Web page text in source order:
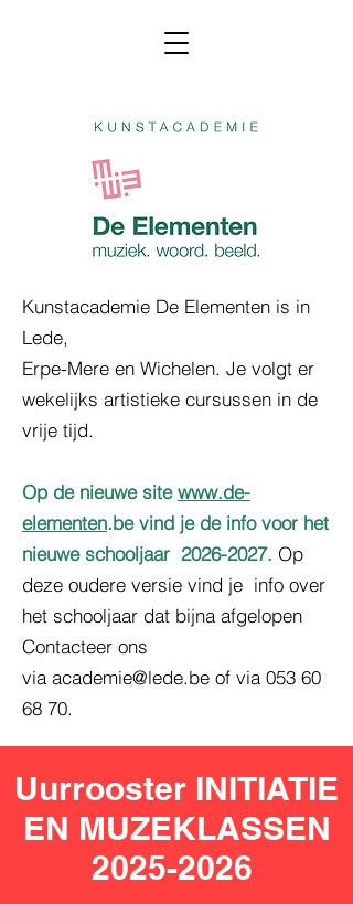
Kunstacademie De Elementen is in
Lede,
Erpe-Mere en Wichelen. Je volgt er
wekelijks artistieke cursussen in de
vrije tijd.
Op de nieuwe sitewww.de-
elementen.be vind je de info voor het
nieuwe schooljaar 2026-2027. Op
deze oudere versie vind je info over
het schooljaar dat bijna afgelopen
Contacteer ons
via academie@lede.be of via 053 60
68 70.
Uurrooster INITIATIE
EN MUZEKLASSEN
2025-2026